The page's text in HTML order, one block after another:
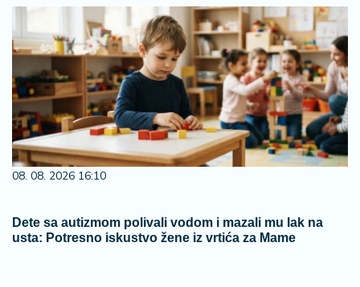
08. 08. 2026 16:10
Dete sa autizmom polivali vodom i mazali mu lak na
usta: Potresno iskustvo žene iz vrtića za Mame